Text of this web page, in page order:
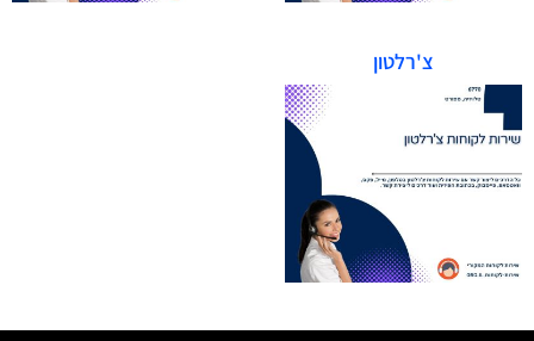
צ'רלטון